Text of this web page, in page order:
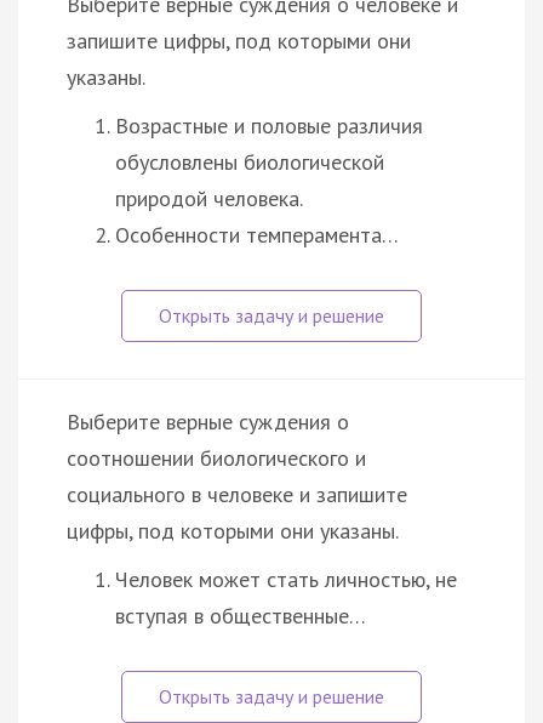
запишите цифры, под которыми они
указаны.
Возрастные и половые различия
обусловлены биологической
природой человека.
Особенности темперамента…
Выберите верные суждения о
соотношении биологического и
социального в человеке и запишите
цифры, под которыми они указаны.
Человек может стать личностью, не
вступая в общественные…